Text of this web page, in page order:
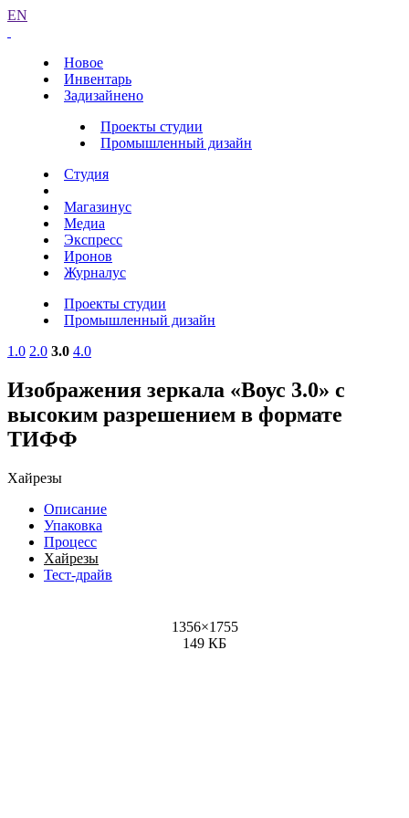
EN
Новое
Инвентарь
Задизайнено
Проекты студии
Промышленный дизайн
Студия
Магазинус
Медиа
Экспресс
Иронов
Журналус
Проекты студии
Промышленный дизайн
1.0 2.0 3.0 4.0
Изображения зеркала «Воус 3.0» с
высоким разрешением в формате
ТИФФ
Хайрезы
Описание
Упаковка
Процесс
Хайрезы
Тест-драйв
1356×1755
149 КБ